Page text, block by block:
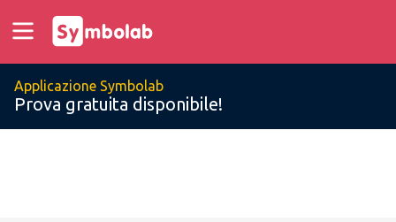
Applicazione Symbolab
Prova gratuita disponibile!